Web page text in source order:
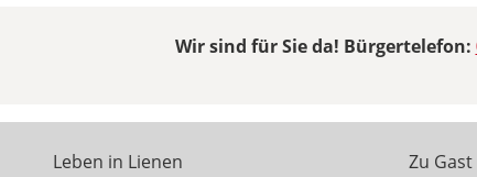
Wir sind für Sie da! Bürgertelefon:
Leben in Lienen
Zu